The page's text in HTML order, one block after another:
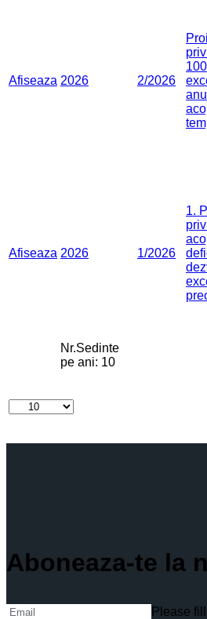
Afiseaza 2026 2/2026
Afiseaza 2026 1/2026
1.
Nr.Sedinte
pe ani: 10
Aboneaza-te la
Please fill